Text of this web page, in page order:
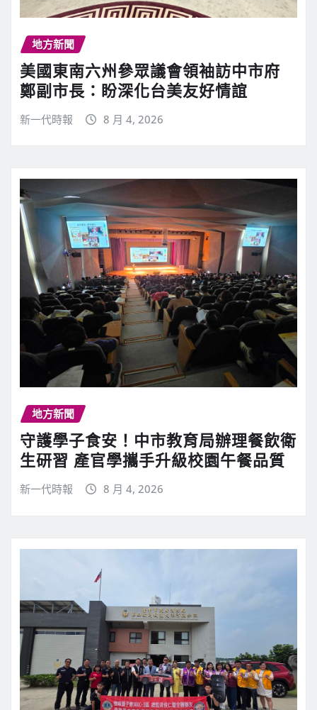
地方新聞
美國東南六州參眾議會領袖訪中市府
鄭副市長：盼深化台美友好情誼
新一代時報 8 月 4, 2026
地方新聞
守護學子食安！中市教育局辦理餐飲衛
生研習 產官學攜手升級校園午餐品質
新一代時報 8 月 4, 2026